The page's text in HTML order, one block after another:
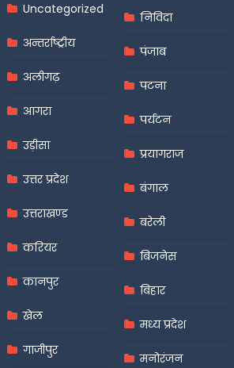
Uncategorized
अन्तर्राष्ट्रीय
अलीगढ़
आगरा
उड़ीसा
उत्तर प्रदेश
उत्तराखण्ड
करियर
कानपुर
खेल
गाजीपुर
निविदा
पंजाब
पटना
पर्यटन
प्रयागराज
बंगाल
बरेली
बिजनेस
बिहार
मध्य प्रदेश
मनोरंजन